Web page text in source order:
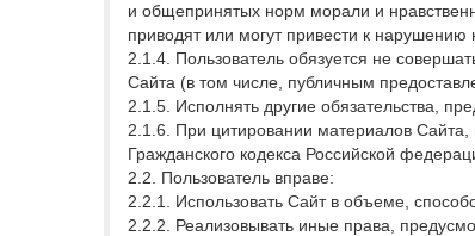
и общепринятых норм морали и
приводят или могут привести к
2.1.4. Пользователь обязуется не
Сайта (в том числе, публичным
2.1.5. Исполнять другие обязательства,
2.1.6. При цитировании материалов Сайта,
Гражданского кодекса Российской
2.2. Пользователь вправе:
2.2.1. Использовать Сайт в объеме,
2.2.2. Реализовывать иные права,